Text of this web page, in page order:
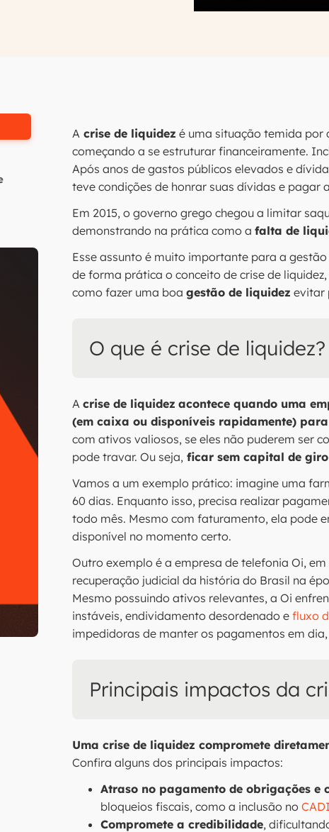
Acrise de liquidez é uma situação temida por
começando a se estruturar financeiramente.
Após anos de gastos públicos elevados e
teve condições de honrar suas dívidas e pagar
Em 2015, o governo grego chegou a limitar
demonstrando na prática como a falta de
Esse assunto é muito importante para a
de forma prática o conceito de crise de
como fazer uma boa gestão de liquidez evitar
O que é crise de liquidez?
A crise de liquidez acontece quando uma
(em caixa ou disponíveis rapidamente)
com ativos valiosos, se eles não puderem ser
pode travar. Ou seja, ficar sem capital de
Vamos a um exemplo prático: imagine uma
60 dias. Enquanto isso, precisa realizar
todo mês. Mesmo com faturamento, ela pode
disponível no momento certo.
Outro exemplo é a empresa de telefonia Oi,
recuperação judicial da história do Brasil na
Mesmo possuindo ativos relevantes, a Oi
instáveis, endividamento desordenado e fluxo
impedidoras de manter os pagamentos em
Principais impactos da
Uma crise de liquidez compromete
Confira alguns dos principais impactos:
Atraso no pagamento de obrigações e
bloqueios fiscais, como a inclusão no
Compromete a credibilidade,